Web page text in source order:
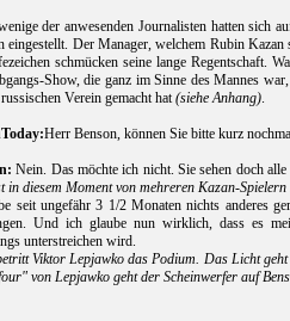
der anwesenden Journalisten hatten sich
eingestellt. Der Manager, welchem Rubin
schmücken seine lange Regentschaft.
Show, die ganz im Sinne des Mannes
Verein gemacht hat(siehe Anhang).
Herr Benson, können Sie bitte kurz
Nein. Das möchte ich nicht. Sie sehen doch
in diesem Moment von mehreren Kazan-
seit ungefähr 3 1/2 Monaten nichts anderes
Und ich glaube nun wirklich, dass es
unterstreichen wird.
Viktor Lepjawko das Podium. Das Licht
von Lepjawko geht der Scheinwerfer auf